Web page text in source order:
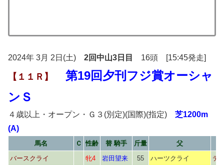
2024年 3月 2日(土) 2回中山3日目 16頭 [15:45発走]
【１１Ｒ】
第19回夕刊フジ賞オーシャ
ンＳ
４歳以上・オープン・Ｇ３(別定)(国際)(指定) 芝1200m
(A)
馬名 Ｃ 性齢 替 騎手 斤量
父
バースクライ
牝4 岩田望来 55 ハーツクライ
テ